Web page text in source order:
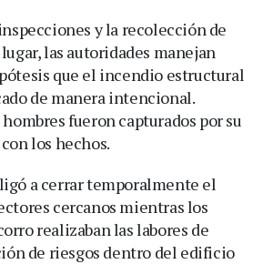
y la recolección de
las autoridades manejan
que el incendio estructural
de manera intencional.
fueron capturados por su
los hechos.
a cerrar temporalmente el
cercanos mientras los
realizaban las labores de
de riesgos dentro del edificio